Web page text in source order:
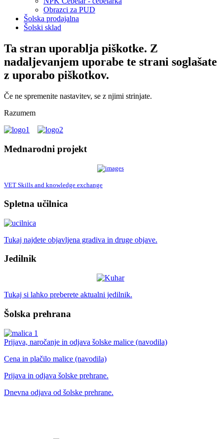
Obrazci za PUD
Šolska prodajalna
Šolski sklad
Ta stran uporablja piškotke. Z
nadaljevanjem uporabe te strani soglašate
z uporabo piškotkov.
Če ne spremenite nastavitev, se z njimi strinjate.
Razumem
Mednarodni projekt
VET Skills and knowledge exchange
Spletna učilnica
Tukaj najdete objavljena gradiva in druge objave.
Jedilnik
Tukaj si lahko preberete aktualni jedilnik.
Šolska prehrana
Prijava, naročanje in odjava šolske malice (navodila)
Cena in plačilo malice (navodila)
Prijava in odjava šolske prehrane.
Dnevna odjava od šolske prehrane.